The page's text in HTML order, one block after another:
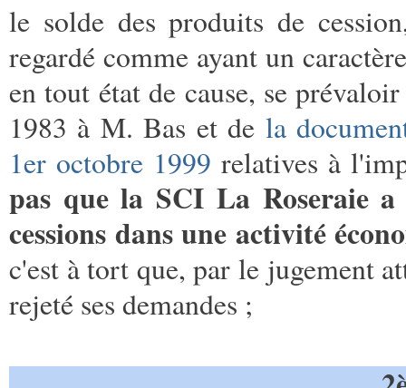
le solde des produits de
regardé comme ayant un
en tout état de cause, se
1983 à M. Bas et de la
1er octobre 1999 relatives à
pas que la SCI La Roseraie
cessions dans une activité
c'est à tort que, par le jugement
rejeté ses demandes ;